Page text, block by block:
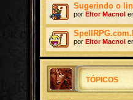
Sugerindo o
por Eltor Macnol
por Eltor Macnol
TÓPICOS